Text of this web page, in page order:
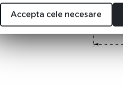
Accepta cele necesare